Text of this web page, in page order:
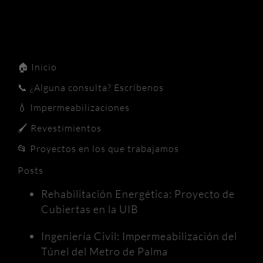
🏠 Inicio
📞 ¿Alguna consulta? Escríbenos
💧 Impermeabilizaciones
🖌️ Revestimientos
📂 Proyectos en los que trabajamos
Posts
Rehabilitación Energética: Proyecto de
Cubiertas en la UIB
Ingeniería Civil: Impermeabilización del
Túnel del Metro de Palma